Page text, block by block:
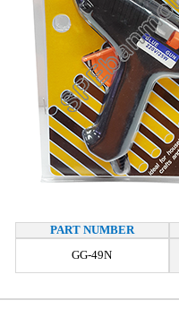
PART NUMBER
GG-49N